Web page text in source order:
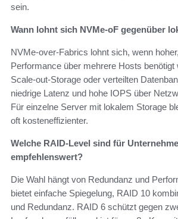
sein.
Wann lohnt sich NVMe-oF gegenüber
NVMe-over-Fabrics lohnt sich, wenn
Performance über mehrere Hosts
Scale-out-Storage oder verteilten
niedrige Latenz und hohe IOPS über
Für einzelne Server mit lokalem Storage
oft kosteneffizienter.
Welche RAID-Level sind für
empfehlenswert?
Die Wahl hängt von Redundanz und
bietet einfache Spiegelung, RAID 10
und Redundanz. RAID 6 schützt gegen